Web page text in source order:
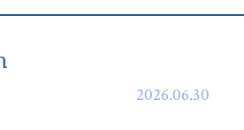
2026.06.30